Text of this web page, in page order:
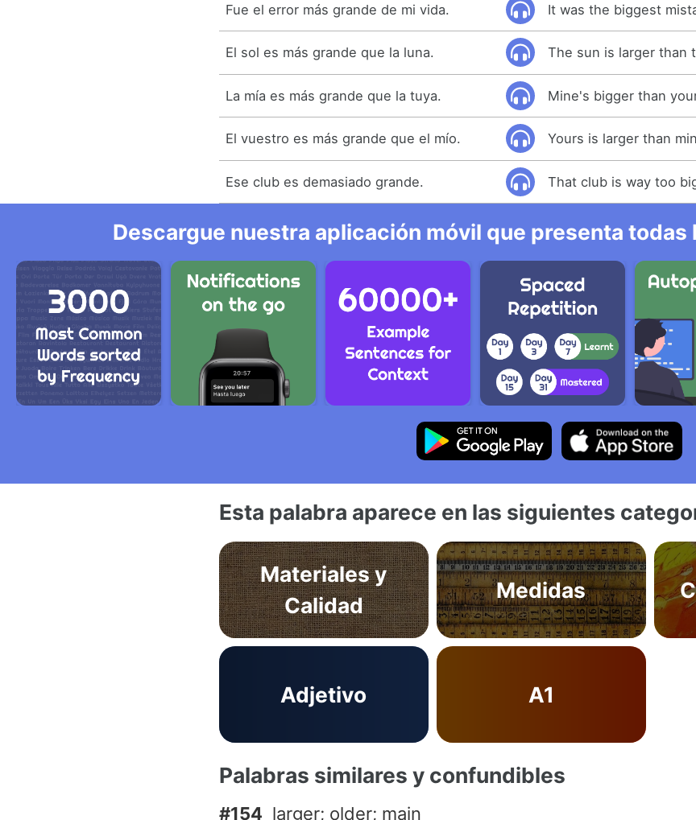
Fue el error más grande de mi vida. It was the biggest
El sol es más grande que la luna. The sun is larger than
La mía es más grande que la tuya. Mine's bigger than
El vuestro es más grande que el mío. Yours is larger than
Ese club es demasiado grande. That club is way too
Descargue nuestra aplicación móvil que presenta todas
Esta palabra aparece en las siguientes
Materiales y
Calidad
Medidas
Adjetivo A1
Palabras similares y confundibles
#154 larger; older; main